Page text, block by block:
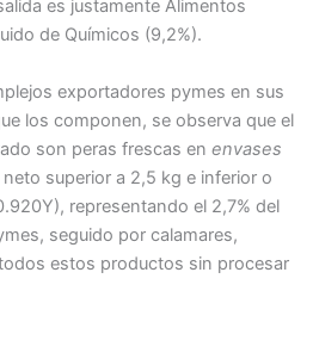
es justamente Alimentos
de Químicos (9,2%).
exportadores pymes en sus
los componen, se observa que el
son peras frescas en envases
superior a 2,5 kg e inferior o
representando el 2,7% del
seguido por calamares,
estos productos sin procesar